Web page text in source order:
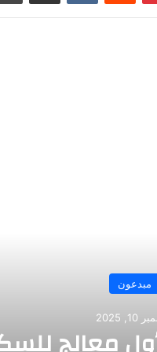
الألماني بنز